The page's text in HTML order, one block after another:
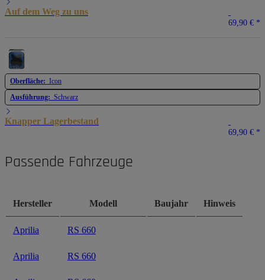
Auf dem Weg zu uns
69,90 € *
Oberfläche: Icon
Ausführung: Schwarz
Knapper Lagerbestand
69,90 € *
Passende Fahrzeuge
Hersteller Modell Baujahr Hinweis
Aprilia RS 660
Aprilia RS 660